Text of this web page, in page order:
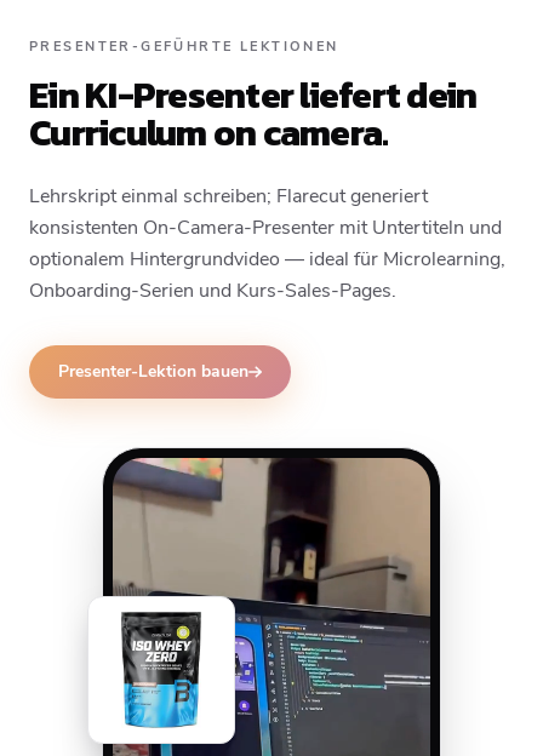
PRESENTER-GEFÜHRTE LEKTIONEN
Ein KI-Presenter liefert dein
Curriculum on camera.
Lehrskript einmal schreiben; Flarecut generiert
konsistenten On-Camera-Presenter mit Untertiteln und
optionalem Hintergrundvideo — ideal für Microlearning,
Onboarding-Serien und Kurs-Sales-Pages.
Presenter-Lektion bauen